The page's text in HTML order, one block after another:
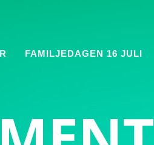
FAMILJEDAGEN 16 JULI